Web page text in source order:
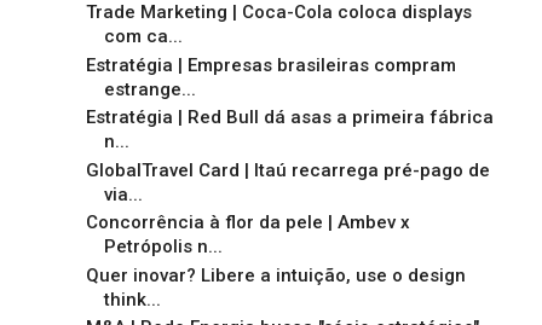
Trade Marketing | Coca-Cola coloca displays
com ca...
Estratégia | Empresas brasileiras compram
estrange...
Estratégia | Red Bull dá asas a primeira fábrica
n...
GlobalTravel Card | Itaú recarrega pré-pago de
via...
Concorrência à flor da pele | Ambev x
Petrópolis n...
Quer inovar? Libere a intuição, use o design
think...